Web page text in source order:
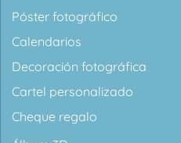
Póster fotográfico
Calendarios
Decoración fotográfica
Cartel personalizado
Cheque regalo